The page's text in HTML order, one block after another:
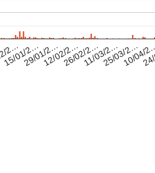
2…
15/01/2…29/01/2…12/02/2…26/02/2…11/03/2…25/03/2…
10/04/